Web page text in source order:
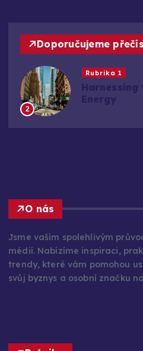
Doporučujeme
2
Rubrika 1
O nás
Jsme vaším spolehlivým
médií. Nabízíme inspiraci,
trendy, které vám pomohou
svůj byznys a osobní značku